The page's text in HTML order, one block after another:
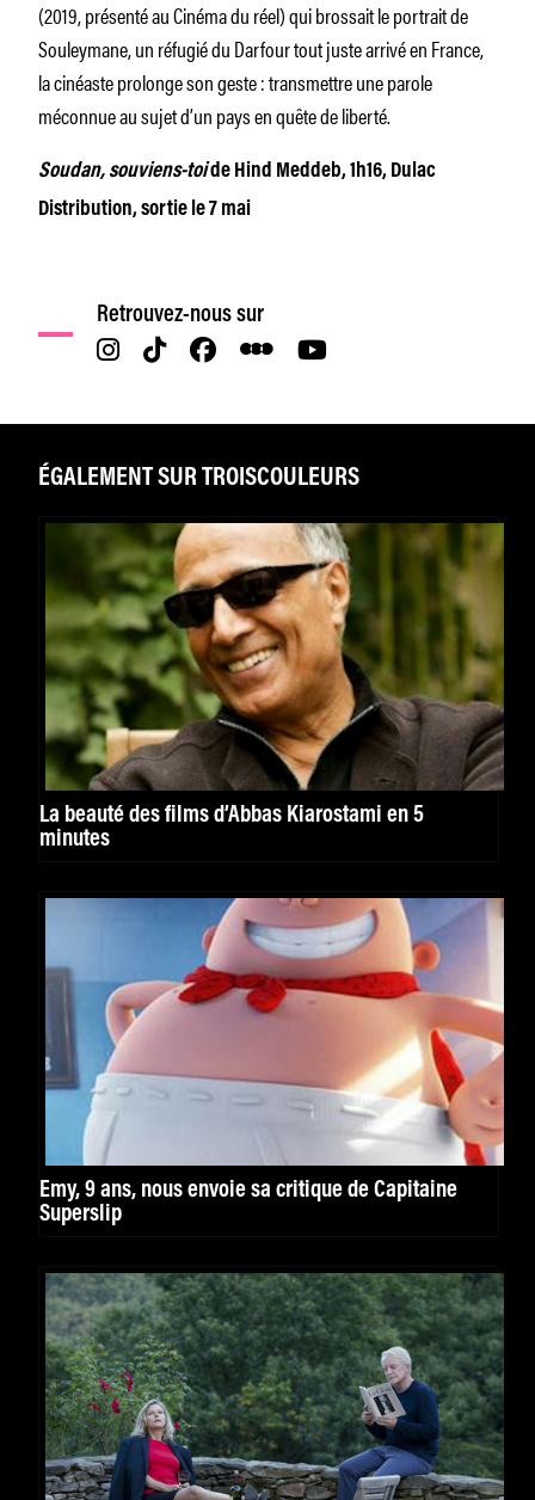
(2019, présenté au Cinéma du réel) qui brossait le portrait de
Souleymane, un réfugié du Darfour tout juste arrivé en France,
la cinéaste prolonge son geste : transmettre une parole
méconnue au sujet d’un pays en quête de liberté.
Soudan, souviens-toide Hind Meddeb, 1h16, Dulac
Distribution, sortie le 7 mai
Retrouvez-nous sur
ÉGALEMENT SUR TROISCOULEURS
La beauté des films d’Abbas Kiarostami en 5
minutes
Emy, 9 ans, nous envoie sa critique de Capitaine
Superslip